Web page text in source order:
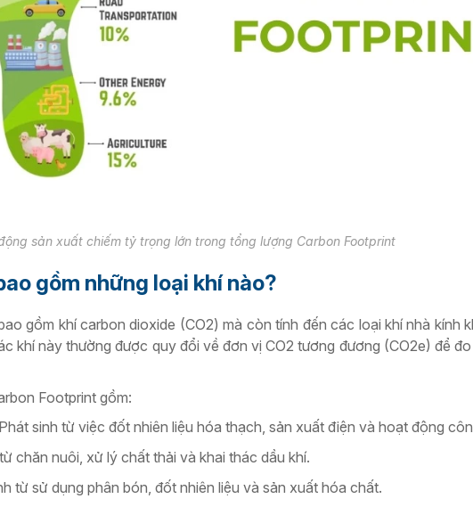
sản xuất chiếm tỷ trọng lớn trong tổng lượng Carbon Footprint
gồm những loại khí nào?
gồm khí carbon dioxide (CO2) mà còn tính đến các loại khí nhà kính
khí này thường được quy đổi về đơn vị CO2 tương đương (CO2e) để
Footprint gồm:
Phát sinh từ việc đốt nhiên liệu hóa thạch, sản xuất điện và hoạt động
chăn nuôi, xử lý chất thải và khai thác dầu khí.
từ sử dụng phân bón, đốt nhiên liệu và sản xuất hóa chất.